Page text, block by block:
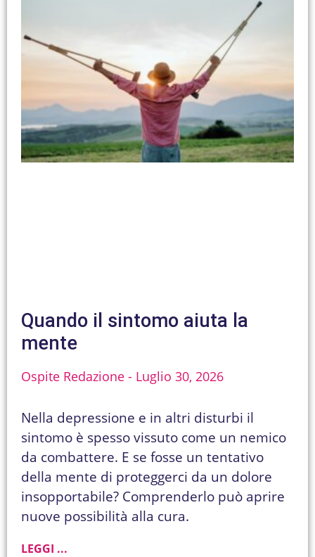
Quando il sintomo aiuta la
mente
Ospite Redazione Luglio 30, 2026
Nella depressione e in altri disturbi il
sintomo è spesso vissuto come un nemico
da combattere. E se fosse un tentativo
della mente di proteggerci da un dolore
insopportabile? Comprenderlo può aprire
nuove possibilità alla cura.
LEGGI ...